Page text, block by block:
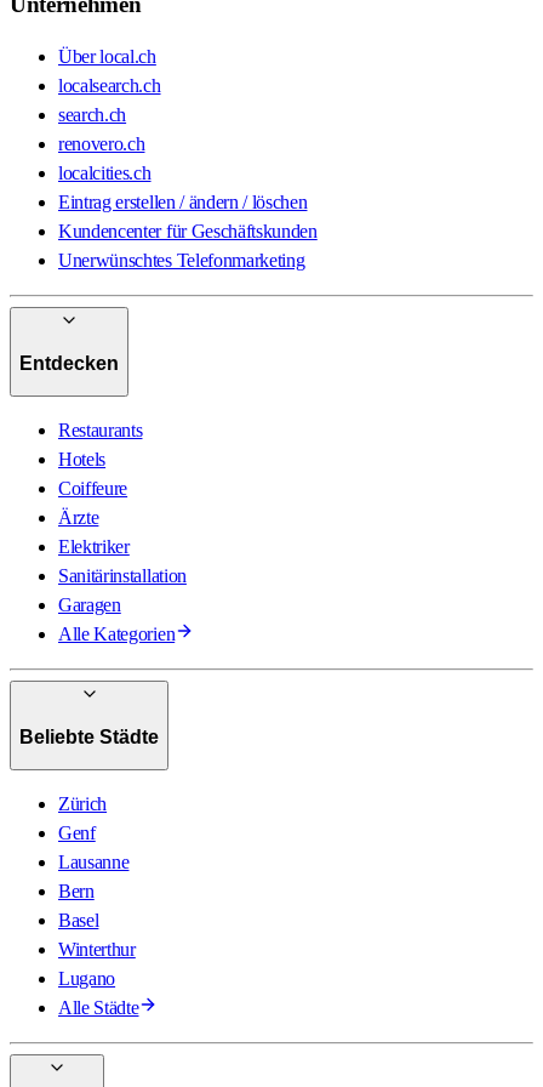
Über local.ch
localsearch.ch
search.ch
renovero.ch
localcities.ch
Eintrag erstellen / ändern / löschen
Kundencenter für Geschäftskunden
Unerwünschtes Telefonmarketing
Entdecken
Restaurants
Hotels
Coiffeure
Ärzte
Elektriker
Sanitärinstallation
Garagen
Alle Kategorien
Beliebte Städte
Zürich
Genf
Lausanne
Bern
Basel
Winterthur
Lugano
Alle Städte